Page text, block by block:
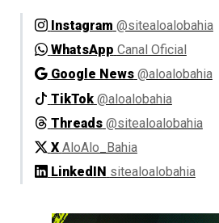
Instagram @sitealoalobahia
WhatsApp Canal Oficial
Google News @aloalobahia
TikTok @aloalobahia
Threads @sitealoalobahia
X AloAlo_Bahia
LinkedIN sitealoalobahia